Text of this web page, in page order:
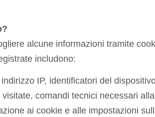
alcune informazioni tramite
includono:
indirizzo IP, identificatori del
comandi tecnici necessari
ai cookie e alle impostazioni